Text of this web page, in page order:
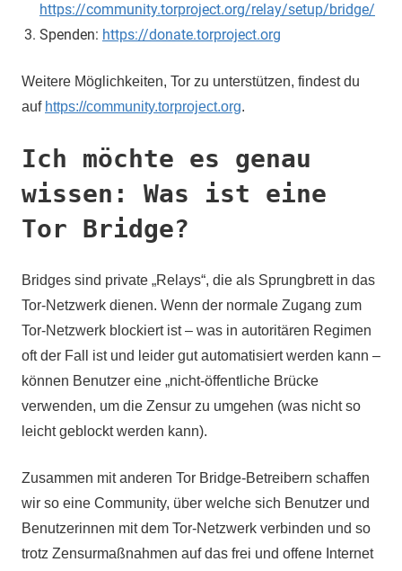
https://community.torproject.org/relay/setup/bridge/
Spenden: https://donate.torproject.org
Weitere Möglichkeiten, Tor zu unterstützen, findest du
auf https://community.torproject.org.
Ich möchte es genau
wissen: Was ist eine
Tor Bridge?
Bridges sind private „Relays“, die als Sprungbrett in das
Tor-Netzwerk dienen. Wenn der normale Zugang zum
Tor-Netzwerk blockiert ist – was in autoritären Regimen
oft der Fall ist und leider gut automatisiert werden kann –
können Benutzer eine „nicht-öffentliche Brücke
verwenden, um die Zensur zu umgehen (was nicht so
leicht geblockt werden kann).
Zusammen mit anderen Tor Bridge-Betreibern schaffen
wir so eine Community, über welche sich Benutzer und
Benutzerinnen mit dem Tor-Netzwerk verbinden und so
trotz Zensurmaßnahmen auf das frei und offene Internet